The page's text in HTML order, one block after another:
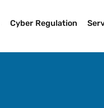
Cyber Regulation